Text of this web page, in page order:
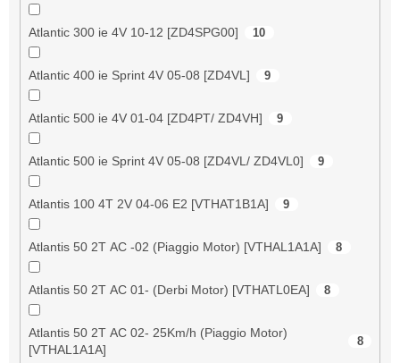
Atlantic 300 ie 4V 10-12 [ZD4SPG00] 10
Atlantic 400 ie Sprint 4V 05-08 [ZD4VL] 9
Atlantic 500 ie 4V 01-04 [ZD4PT/ ZD4VH] 9
Atlantic 500 ie Sprint 4V 05-08 [ZD4VL/ ZD4VL0] 9
Atlantis 100 4T 2V 04-06 E2 [VTHAT1B1A] 9
Atlantis 50 2T AC -02 (Piaggio Motor) [VTHAL1A1A] 8
Atlantis 50 2T AC 01- (Derbi Motor) [VTHATL0EA] 8
Atlantis 50 2T AC 02- 25Km/h (Piaggio Motor)
[VTHAL1A1A]
8